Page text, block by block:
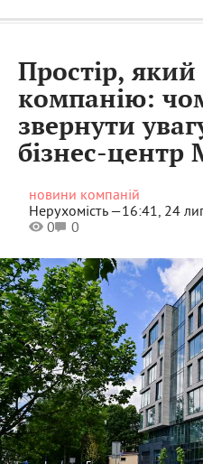
Простір,
компанію:
звернути
бізнес-центр
новини компаній
Нерухомість —16:41, 24
0
0